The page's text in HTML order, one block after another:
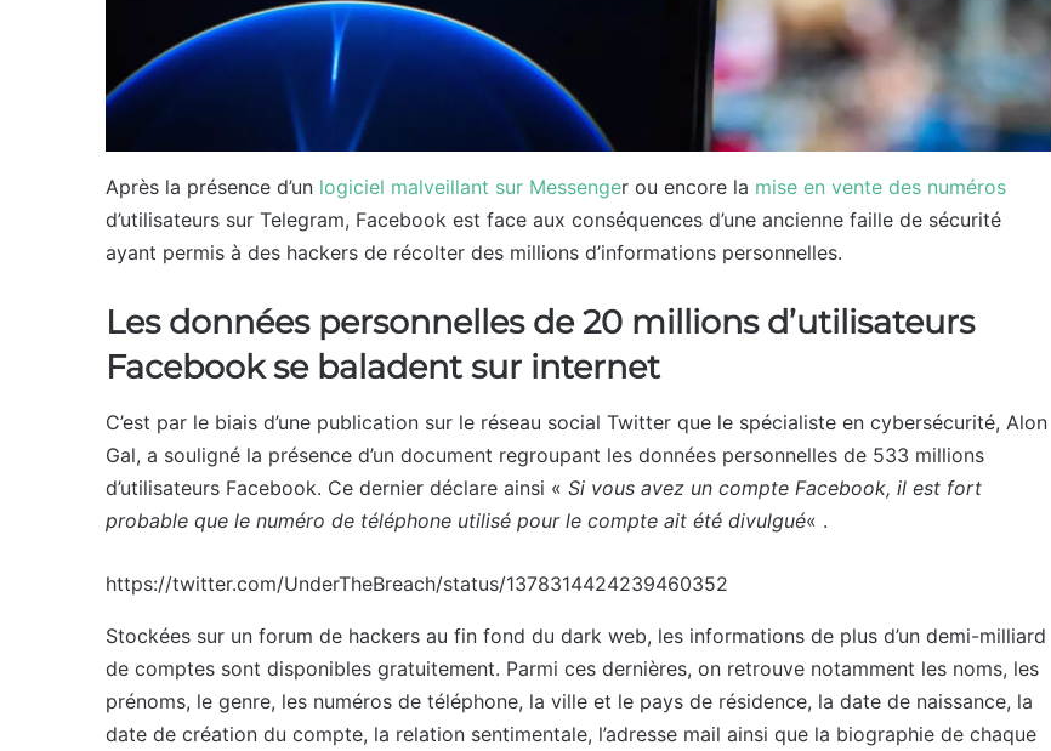
Après la présence d’un logiciel malveillant sur Messenger ou encore la mise en vente des numéros
d’utilisateurs sur Telegram, Facebook est face aux conséquences d’une ancienne faille de sécurité
ayant permis à des hackers de récolter des millions d’informations personnelles.
Les données personnelles de 20 millions d’utilisateurs
Facebook se baladent sur internet
C’est par le biais d’une publication sur le réseau social Twitter que le spécialiste en cybersécurité, Alon
Gal, a souligné la présence d’un document regroupant les données personnelles de 533 millions
d’utilisateurs Facebook. Ce dernier déclare ainsi « Si vous avez un compte Facebook, il est fort
probable que le numéro de téléphone utilisé pour le compte ait été divulgué« .
https://twitter.com/UnderTheBreach/status/1378314424239460352
Stockées sur un forum de hackers au fin fond du dark web, les informations de plus d’un demi-milliard
de comptes sont disponibles gratuitement. Parmi ces dernières, on retrouve notamment les noms, les
prénoms, le genre, les numéros de téléphone, la ville et le pays de résidence, la date de naissance, la
date de création du compte, la relation sentimentale, l’adresse mail ainsi que la biographie de chaque